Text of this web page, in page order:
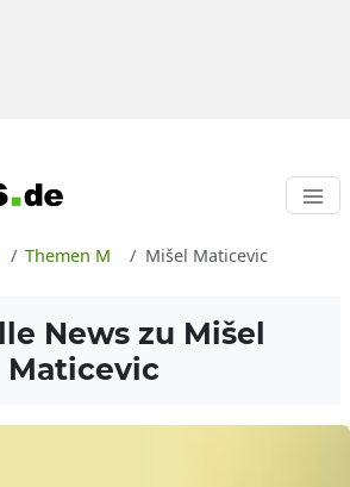
Themen M Mišel Maticevic
News zu Mišel
Maticevic